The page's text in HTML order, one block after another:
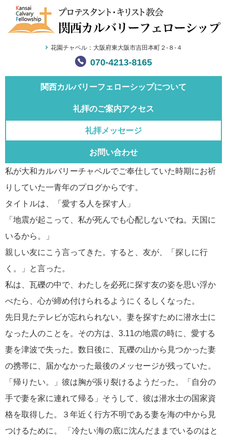
花園チャペル：大阪府東大阪市吉田本町２-８-４
070-4213-8165
関西カルバリーフェローシップについて
礼拝のご案内アクセス
礼拝メッセージ
お問い合わせ
私が大和カルバリーチャペルでご奉仕していた時期にお祈
りしていた一青年のプログからです。
タイトルは、「愛する人を探す人」
「地震が起こって、私が死んでも心配しないでね。天国に
いるから。」
親しい友にこう言ってきた。すると、友が、「探しに行
く。」と言った。
私は、瓦礫の中で、わたしを必死に探す友の姿を思い浮か
べたら、心が締め付けられるようにくるしくなった。
先日見たテレビが忘れられない。妻を探すために潜水士に
なった人のことを。その方は、3.11の地震の時に、愛する
妻を津波で失った。数日後に、瓦礫の山から見つかった妻
の携帯に、届かなかった最後のメッセージが残っていた。
「帰りたい。」彼は胸が張り裂けるようだった。「自分の
手で妻を家に連れて帰る」そうして、彼は潜水士の国家資
格を取得した。３年近く行方不明である妻を海の中から見
つけるために。 「冷たい海の底に沈んだままでいるのはと